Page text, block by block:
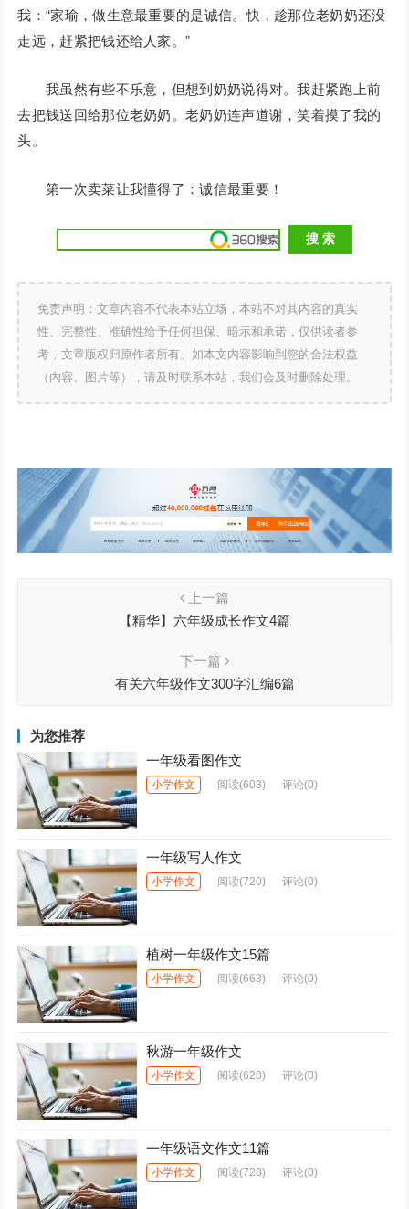
我：“家瑜，做生意最重要的是诚信。快，趁那位老奶奶还没
走远，赶紧把钱还给人家。”
我虽然有些不乐意，但想到奶奶说得对。我赶紧跑上前
去把钱送回给那位老奶奶。老奶奶连声道谢，笑着摸了我的
头。
第一次卖菜让我懂得了：诚信最重要！
免责声明：文章内容不代表本站立场，本站不对其内容的真实
性、完整性、准确性给予任何担保、暗示和承诺，仅供读者参
考，文章版权归原作者所有。如本文内容影响到您的合法权益
（内容、图片等），请及时联系本站，我们会及时删除处理。
上一篇
【精华】六年级成长作文4篇
下一篇
有关六年级作文300字汇编6篇
为您推荐
一年级看图作文
小学作文 阅读(603) 评论(0)
一年级写人作文
小学作文 阅读(720) 评论(0)
植树一年级作文15篇
小学作文 阅读(663) 评论(0)
秋游一年级作文
小学作文 阅读(628) 评论(0)
一年级语文作文11篇
小学作文 阅读(728) 评论(0)